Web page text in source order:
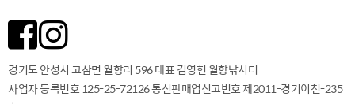
경기도 안성시 고삼면 월향리 596 대표 김영헌 월향낚시터
사업자 등록번호 125-25-72126통신판매업신고번호 제2011-경기이천-235